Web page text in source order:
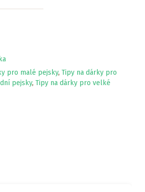
pro malé pejsky, Tipy na dárky pro
pejsky, Tipy na dárky pro velké